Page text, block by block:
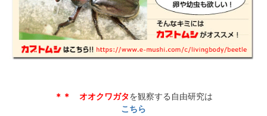
＊＊ オオクワガタ を観察する自由研究は
こちら